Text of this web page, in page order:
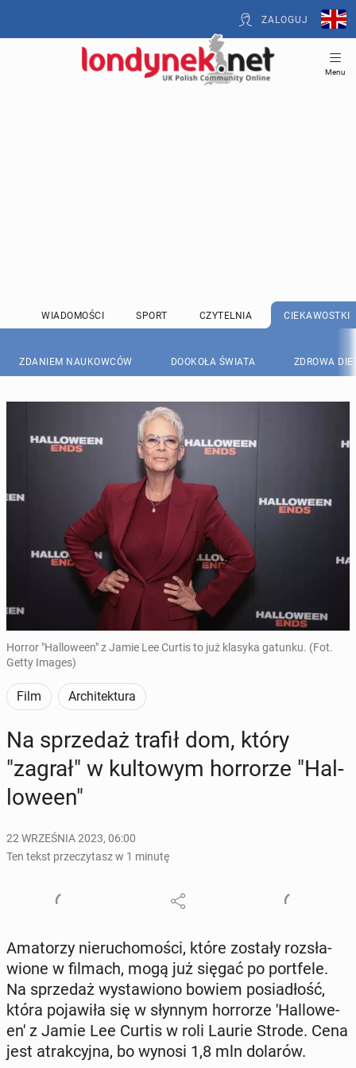
ZALOGUJ
Menu
WIADOMOŚCI SPORT CZYTELNIA CIEKAWOSTKI
ZDANIEM NAUKOWCÓW DOOKOŁA ŚWIATA ZDROWA
Horror "Halloween" z Jamie Lee Curtis to już klasyka gatunku. (Fot.
Getty Images)
Film Architektura
Na sprze­daż trafił dom, który
"zagrał" w kul­to­wym hor­ro­rze "Hal­
lo­we­en"
22 WRZEŚNIA 2023, 06:00
Ten tekst przeczytasz w 1 minutę
Ama­to­rzy nie­ru­cho­mo­ści, które zostały roz­sła­
wio­ne w filmach, mogą już sięgać po port­fe­le.
Na sprze­daż wy­sta­wio­no bowiem po­sia­dłość,
która po­ja­wi­ła się w słynnym hor­ro­rze 'Hal­lo­we­
en' z Jamie Lee Curtis w roli Laurie Strode. Cena
jest atrak­cyj­na, bo wynosi 1,8 mln dolarów.